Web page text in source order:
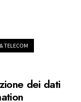
TELECOM
dei dati